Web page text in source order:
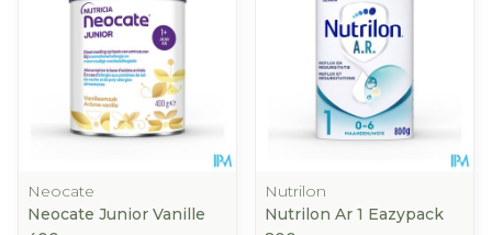
Neocate
Neocate Junior Vanille
Nutrilon
Nutrilon Ar 1 Eazypack